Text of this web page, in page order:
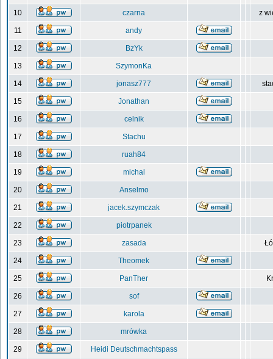
10 czarna z
11 andy
12 BzYk
13 SzymonKa
14 jonasz777
15 Jonathan
16 celnik
17 Stachu
18 ruah84
19 michal
20 Anselmo
21 jacek.szymczak
22 piotrpanek
23 zasada
24 Theomek
25 PanTher
26 sof
27 karola
28 mrówka
29 Heidi Deutschmachtspass